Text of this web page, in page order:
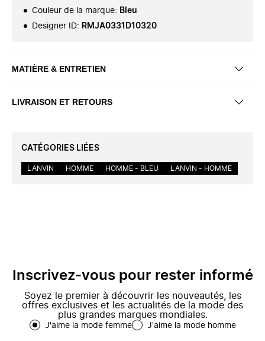
Couleur de la marque: Bleu
Designer ID: RMJA0331D10320
MATIÈRE & ENTRETIEN
LIVRAISON ET RETOURS
CATÉGORIES LIÉES
LANVIN HOMME HOMME - BLEU LANVIN - HOMME
Inscrivez-vous pour rester informé
Soyez le premier à découvrir les nouveautés, les
offres exclusives et les actualités de la mode des
plus grandes marques mondiales.
J'aime la mode femme J'aime la mode homme